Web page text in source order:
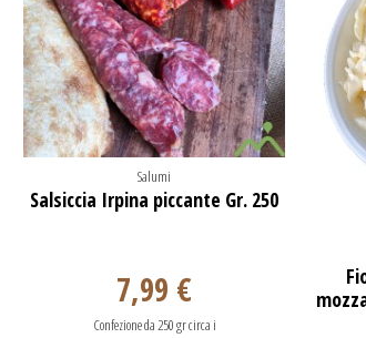
Salumi
Salsiccia Irpina piccante Gr. 250
7,99 €
Confezione da 250 gr circa i